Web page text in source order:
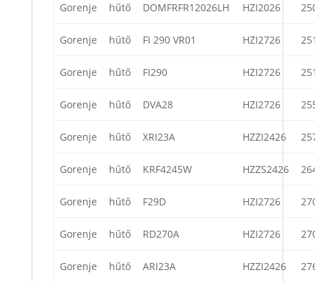
Gorenje hűtő DOMFRFR12026LH HZI2026
Gorenje hűtő FI 290 VR01 HZI2726
Gorenje hűtő FI290 HZI2726
Gorenje hűtő DVA28 HZI2726
Gorenje hűtő XRI23A HZZI2426
Gorenje hűtő KRF4245W HZZS2426
Gorenje hűtő F29D HZI2726
Gorenje hűtő RD270A HZI2726
Gorenje hűtő ARI23A HZZI2426